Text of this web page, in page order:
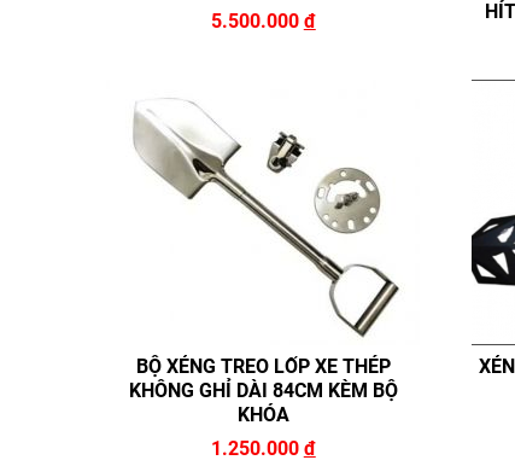
5.500.000 đ
BỘ XẺNG TREO LỐP XE THÉP
KHÔNG GHỈ DÀI 84CM KÈM BỘ
KHÓA
1.250.000 đ